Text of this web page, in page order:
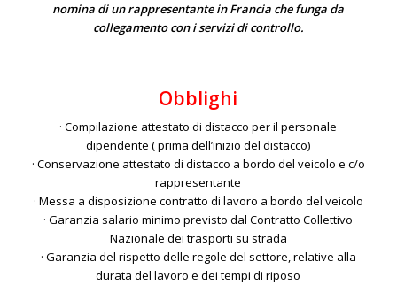
nomina di un rappresentante in Francia che funga da
collegamento con i servizi di controllo.
Obblighi
· Compilazione attestato di distacco per il personale
dipendente ( prima dell’inizio del distacco)
· Conservazione attestato di distacco a bordo del veicolo e c/o
rappresentante
· Messa a disposizione contratto di lavoro a bordo del veicolo
· Garanzia salario minimo previsto dal Contratto Collettivo
Nazionale dei trasporti su strada
· Garanzia del rispetto delle regole del settore, relative alla
durata del lavoro e dei tempi di riposo